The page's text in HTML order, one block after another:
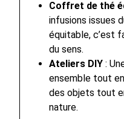
Coffret de thé
infusions issues
équitable, c’est
du sens.
Ateliers DIY :
ensemble tout
des objets tout
nature.